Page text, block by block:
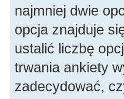
najmniej dwie
opcja znajduje
ustalić liczbę
trwania ankiety
zadecydować,